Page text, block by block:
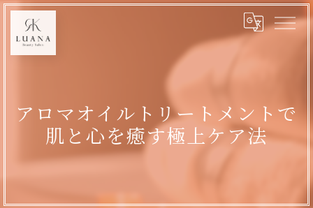
アロマオイルトリートメントで
肌と心を癒す極上ケア法